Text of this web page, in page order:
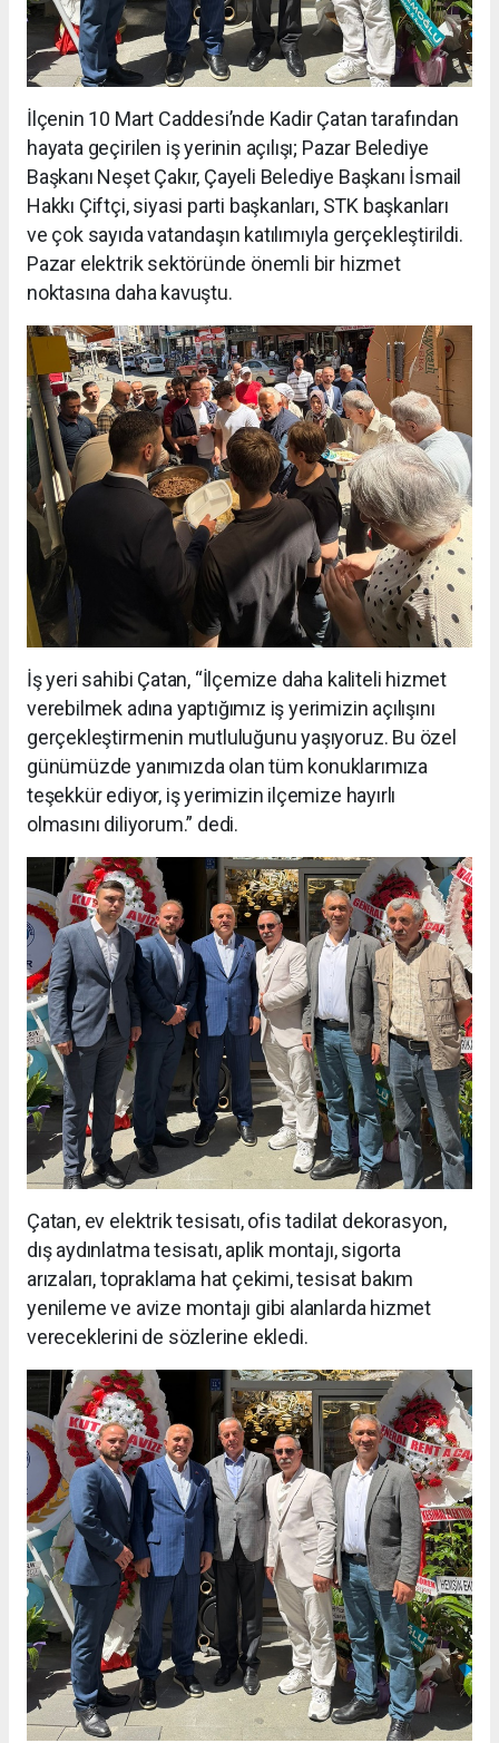
İlçenin 10 Mart Caddesi’nde Kadir Çatan tarafından
hayata geçirilen iş yerinin açılışı; Pazar Belediye
Başkanı Neşet Çakır, Çayeli Belediye Başkanı İsmail
Hakkı Çiftçi, siyasi parti başkanları, STK başkanları
ve çok sayıda vatandaşın katılımıyla gerçekleştirildi.
Pazar elektrik sektöründe önemli bir hizmet
noktasına daha kavuştu.
İş yeri sahibi Çatan, “İlçemize daha kaliteli hizmet
verebilmek adına yaptığımız iş yerimizin açılışını
gerçekleştirmenin mutluluğunu yaşıyoruz. Bu özel
günümüzde yanımızda olan tüm konuklarımıza
teşekkür ediyor, iş yerimizin ilçemize hayırlı
olmasını diliyorum.” dedi.
Çatan, ev elektrik tesisatı, ofis tadilat dekorasyon,
dış aydınlatma tesisatı, aplik montajı, sigorta
arızaları, topraklama hat çekimi, tesisat bakım
yenileme ve avize montajı gibi alanlarda hizmet
vereceklerini de sözlerine ekledi.